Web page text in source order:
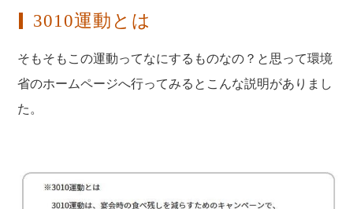
3010運動とは
そもそもこの運動ってなにするものなの？と思って環境
省のホームページへ行ってみるとこんな説明がありまし
た。